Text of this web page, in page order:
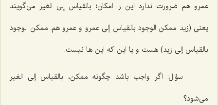
عمرو هم ضرورت ندارد این را امكان؛ بالقیاس إلى الغیر مى‌گویند
یعنى (زید ممكن الوجود بالقیاس إلى عمرو و عمرو هم ممكن الوجود
بالقیاس إلى زید) هست و یا این كه این ها نیست.
سؤال: اگر واجب باشد چگونه ممكن، بالقیاس إلى الغیر
مى‌شود؟